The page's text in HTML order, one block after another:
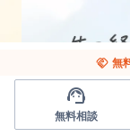
handshake 無
support_agent
無料相談